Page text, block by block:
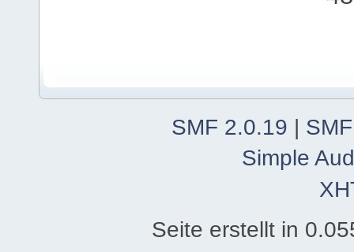
SMF 2.0.19 |
Simple
Seite erstellt in